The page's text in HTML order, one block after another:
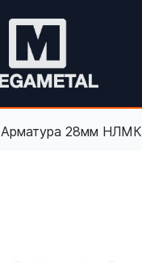
Арматура 28мм НЛМК